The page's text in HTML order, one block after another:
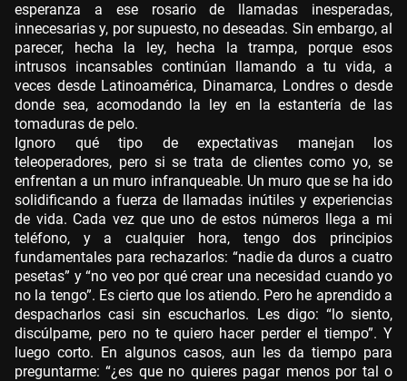
esperanza a ese rosario de llamadas inesperadas,
innecesarias y, por supuesto, no deseadas. Sin embargo, al
parecer, hecha la ley, hecha la trampa, porque esos
intrusos incansables continúan llamando a tu vida, a
veces desde Latinoamérica, Dinamarca, Londres o desde
donde sea, acomodando la ley en la estantería de las
tomaduras de pelo.
Ignoro qué tipo de expectativas manejan los
teleoperadores, pero si se trata de clientes como yo, se
enfrentan a un muro infranqueable. Un muro que se ha ido
solidificando a fuerza de llamadas inútiles y experiencias
de vida. Cada vez que uno de estos números llega a mi
teléfono, y a cualquier hora, tengo dos principios
fundamentales para rechazarlos: “nadie da duros a cuatro
pesetas” y “no veo por qué crear una necesidad cuando yo
no la tengo”. Es cierto que los atiendo. Pero he aprendido a
despacharlos casi sin escucharlos. Les digo: “lo siento,
discúlpame, pero no te quiero hacer perder el tiempo”. Y
luego corto. En algunos casos, aun les da tiempo para
preguntarme: “¿es que no quieres pagar menos por tal o